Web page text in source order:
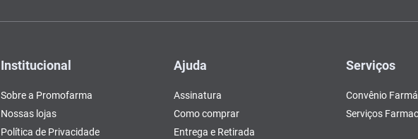
Institucional
Sobre a Promofarma
Nossas lojas
Política de Privacidade
Ajuda
Assinatura
Como comprar
Entrega e Retirada
Serviços
Convênio
Serviços